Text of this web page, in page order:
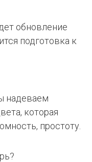
обновление
подготовка к
надеваем
которая
простоту.